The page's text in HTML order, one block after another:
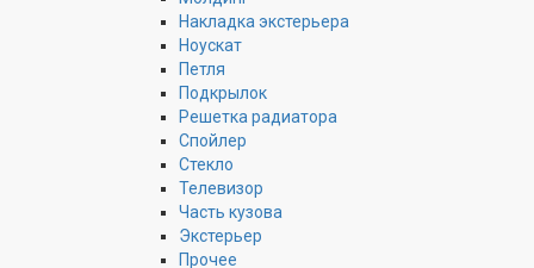
Накладка экстерьера
Ноускат
Петля
Подкрылок
Решетка радиатора
Спойлер
Стекло
Телевизор
Часть кузова
Экстерьер
Прочее